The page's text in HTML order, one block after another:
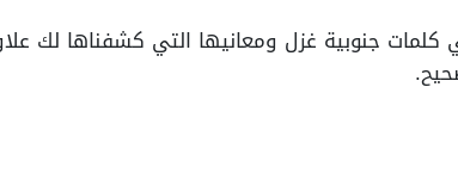
جنوبية غزل ومعانيها التي كشفناها لك